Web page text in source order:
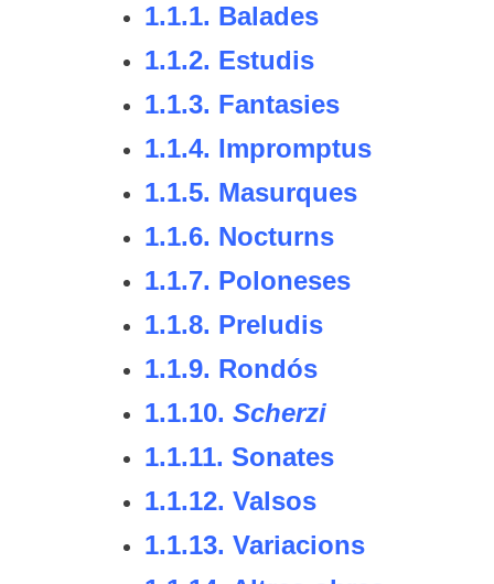
1.1.1. Balades
1.1.2. Estudis
1.1.3. Fantasies
1.1.4. Impromptus
1.1.5. Masurques
1.1.6. Nocturns
1.1.7. Poloneses
1.1.8. Preludis
1.1.9. Rondós
1.1.10. Scherzi
1.1.11. Sonates
1.1.12. Valsos
1.1.13. Variacions